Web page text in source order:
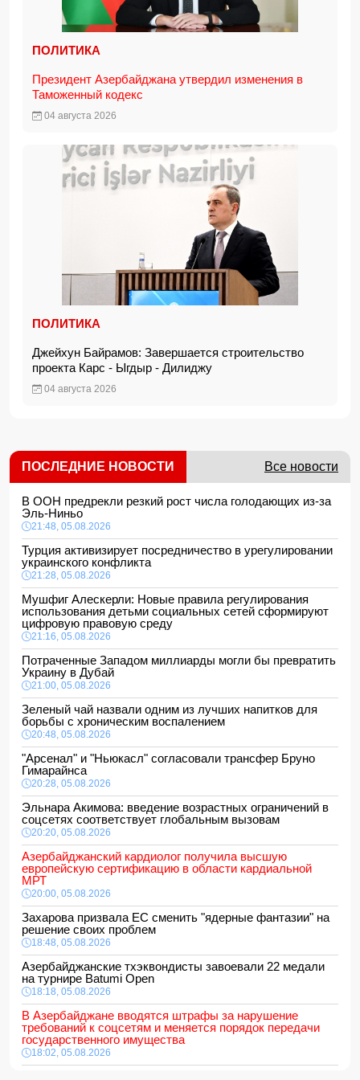
ПОЛИТИКА
Президент Азербайджана утвердил изменения в
Таможенный кодекс
04 августа 2026
ПОЛИТИКА
Джейхун Байрамов: Завершается строительство
проекта Карс - Ыгдыр - Дилиджу
04 августа 2026
ПОСЛЕДНИЕ НОВОСТИ Все новости
В ООН предрекли резкий рост числа голодающих из-за
Эль-Ниньо
21:48, 05.08.2026
Турция активизирует посредничество в урегулировании
украинского конфликта
21:28, 05.08.2026
Мушфиг Алескерли: Новые правила регулирования
использования детьми социальных сетей сформируют
цифровую правовую среду
21:16, 05.08.2026
Потраченные Западом миллиарды могли бы превратить
Украину в Дубай
21:00, 05.08.2026
Зеленый чай назвали одним из лучших напитков для
борьбы с хроническим воспалением
20:48, 05.08.2026
"Арсенал" и "Ньюкасл" согласовали трансфер Бруно
Гимарайнса
20:28, 05.08.2026
Эльнара Акимова: введение возрастных ограничений в
соцсетях соответствует глобальным вызовам
20:20, 05.08.2026
Азербайджанский кардиолог получила высшую
европейскую сертификацию в области кардиальной
МРТ
20:00, 05.08.2026
Захарова призвала ЕС сменить "ядерные фантазии" на
решение своих проблем
18:48, 05.08.2026
Азербайджанские тхэквондисты завоевали 22 медали
на турнире Batumi Open
18:18, 05.08.2026
В Азербайджане вводятся штрафы за нарушение
требований к соцсетям и меняется порядок передачи
государственного имущества
18:02, 05.08.2026